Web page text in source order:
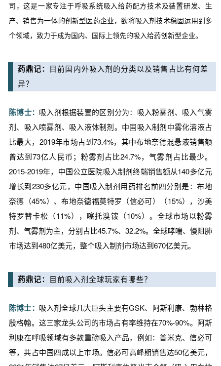
司，这是一家专注于呼吸系统吸入给药配方技术及装置研发、生
产、销售为一体的创新型医药企业，欲将吸入剂技术稳固运用到多
个领域，致力于成为国内、国际上领先的吸入给药创新型企业。
药鼎记： 目前国内外吸入剂的分类以及销售占比有何差
异？
陈博士： 吸入剂根据装置的区别分为：吸入粉雾剂、吸入气雾
剂、吸入喷雾剂、吸入液体制剂。中国吸入制剂中雾化溶液占
比最大，2019年市场占到73.4%，其中布地奈德混悬液销售额
曾达到73亿人民币；粉雾剂占比24.7%，气雾剂占比最少。
2015-2019年，中国公立医院吸入制剂终端销售额从140多亿元
增长到230多亿元，中国吸入制剂用药排名前四分别是：布地
奈德（45%）、布地奈德福莫特罗（信必可）（15%），沙美
特罗替卡松（11%），噻托溴铵（10%）。全球市场以粉雾
剂、气雾剂为主，分别占比45.7%、32.2%。全球哮喘、慢阻肺
市场达到480亿美元，整个吸入制剂市场达到670亿美元。
药鼎记： 目前吸入剂全球玩家有哪些？
陈博士： 吸入剂全球几大巨头主要有GSK、阿斯利康、勃林格
殷格翰。这三家龙头公司的市场占有率维持在70%-90%。阿斯
利康在呼吸领域有多款重磅吸入产品，例如：普米克、信必可
等，共占中国四成以上市场。信必可高峰期销售达50亿美元，